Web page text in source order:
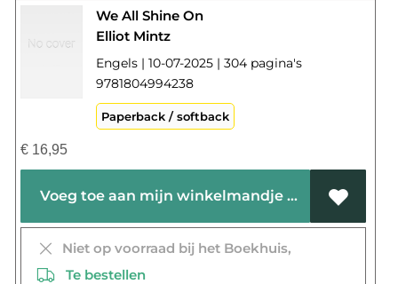
We All Shine On
Elliot Mintz
Engels | 10-07-2025 | 304 pagina's
9781804994238
Paperback / softback
€16,95
Voeg toe aan mijn winkelmandje
Niet op voorraad bij het Boekhuis,
Te bestellen